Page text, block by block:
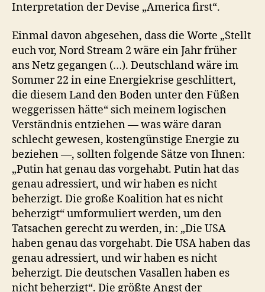
Interpretation der Devise „America first“.
Einmal davon abgesehen, dass die Worte „Stellt
euch vor, Nord Stream 2 wäre ein Jahr früher
ans Netz gegangen (…). Deutschland wäre im
Sommer 22 in eine Energiekrise geschlittert,
die diesem Land den Boden unter den Füßen
weggerissen hätte“ sich meinem logischen
Verständnis entziehen — was wäre daran
schlecht gewesen, kostengünstige Energie zu
beziehen —, sollten folgende Sätze von Ihnen:
„Putin hat genau das vorgehabt. Putin hat das
genau adressiert, und wir haben es nicht
beherzigt. Die große Koalition hat es nicht
beherzigt“ umformuliert werden, um den
Tatsachen gerecht zu werden, in: „Die USA
haben genau das vorgehabt. Die USA haben das
genau adressiert, und wir haben es nicht
beherzigt. Die deutschen Vasallen haben es
nicht beherzigt“. Die größte Angst der